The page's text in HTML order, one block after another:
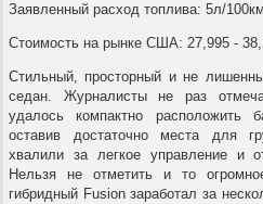
Заявленный расход топлива: 5л/100км
Стоимость на рынке США: 27,995 -
Стильный, просторный и не
седан. Журналисты не раз
удалось компактно расположить
оставив достаточно места для
хвалили за легкое управление и
Нельзя не отметить и то
гибридный Fusion заработал за